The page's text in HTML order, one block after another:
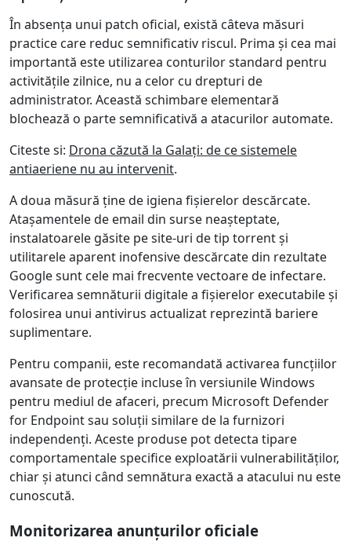
În absența unui patch oficial, există câteva măsuri
practice care reduc semnificativ riscul. Prima și cea mai
importantă este utilizarea conturilor standard pentru
activitățile zilnice, nu a celor cu drepturi de
administrator. Această schimbare elementară
blochează o parte semnificativă a atacurilor automate.
Citeste si: Drona căzută la Galați: de ce sistemele
antiaeriene nu au intervenit.
A doua măsură ține de igiena fișierelor descărcate.
Atașamentele de email din surse neașteptate,
instalatoarele găsite pe site-uri de tip torrent și
utilitarele aparent inofensive descărcate din rezultate
Google sunt cele mai frecvente vectoare de infectare.
Verificarea semnăturii digitale a fișierelor executabile și
folosirea unui antivirus actualizat reprezintă bariere
suplimentare.
Pentru companii, este recomandată activarea funcțiilor
avansate de protecție incluse în versiunile Windows
pentru mediul de afaceri, precum Microsoft Defender
for Endpoint sau soluții similare de la furnizori
independenți. Aceste produse pot detecta tipare
comportamentale specifice exploatării vulnerabilităților,
chiar și atunci când semnătura exactă a atacului nu este
cunoscută.
Monitorizarea anunțurilor oficiale